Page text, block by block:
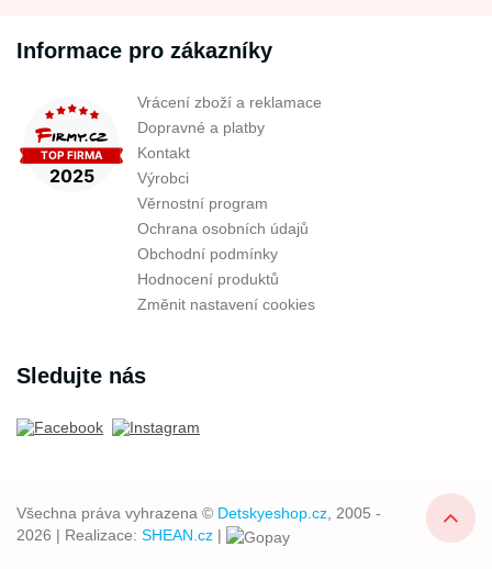
Informace pro zákazníky
Vrácení zboží a reklamace
Dopravné a platby
Kontakt
Výrobci
Věrnostní program
Ochrana osobních údajů
Obchodní podmínky
Hodnocení produktů
Změnit nastavení cookies
Sledujte nás
Všechna práva vyhrazena © Detskyeshop.cz, 2005 -
2026 | Realizace: SHEAN.cz |